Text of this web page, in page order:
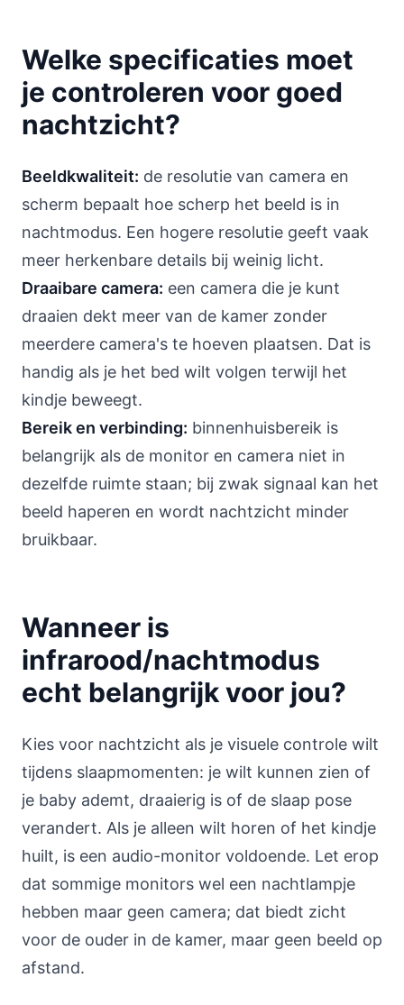
Welke specificaties moet
je controleren voor goed
nachtzicht?
Beeldkwaliteit: de resolutie van camera en
scherm bepaalt hoe scherp het beeld is in
nachtmodus. Een hogere resolutie geeft vaak
meer herkenbare details bij weinig licht.
Draaibare camera: een camera die je kunt
draaien dekt meer van de kamer zonder
meerdere camera's te hoeven plaatsen. Dat is
handig als je het bed wilt volgen terwijl het
kindje beweegt.
Bereik en verbinding: binnenhuisbereik is
belangrijk als de monitor en camera niet in
dezelfde ruimte staan; bij zwak signaal kan het
beeld haperen en wordt nachtzicht minder
bruikbaar.
Wanneer is
infrarood/nachtmodus
echt belangrijk voor jou?
Kies voor nachtzicht als je visuele controle wilt
tijdens slaapmomenten: je wilt kunnen zien of
je baby ademt, draaierig is of de slaap pose
verandert. Als je alleen wilt horen of het kindje
huilt, is een audio-monitor voldoende. Let erop
dat sommige monitors wel een nachtlampje
hebben maar geen camera; dat biedt zicht
voor de ouder in de kamer, maar geen beeld op
afstand.